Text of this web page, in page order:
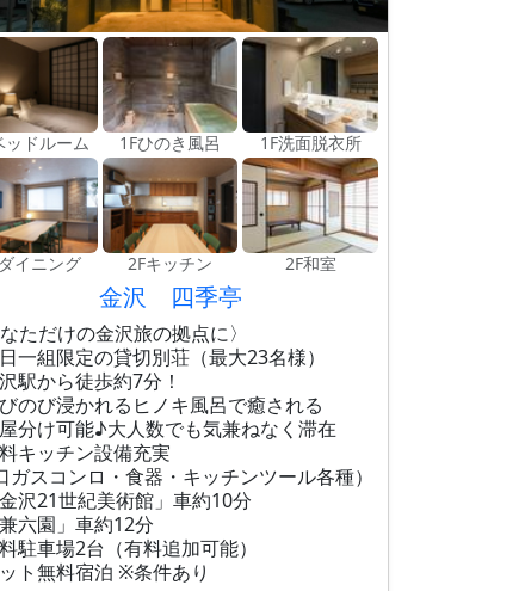
ッドルーム 1Fひのき風呂 1F洗面脱衣所
イニング 2Fキッチン 2F和室
金沢 四季亭
なただけの金沢旅の拠点に〉
一組限定の貸切別荘（最大23名様）
駅から徒歩約7分！
のび浸かれるヒノキ風呂で癒される
分け可能♪大人数でも気兼ねなく滞在
キッチン設備充実
ガスコンロ・食器・キッチンツール各種）
沢21世紀美術館」車約10分
六園」車約12分
駐車場2台（有料追加可能）
ト無料宿泊 ※条件あり